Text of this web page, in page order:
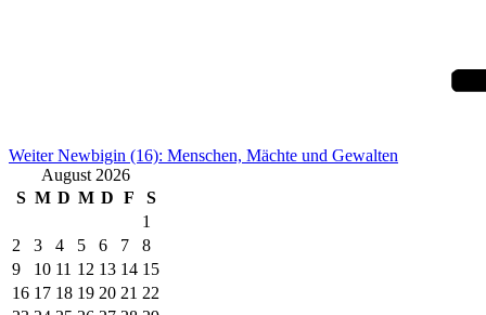
Weiter Newbigin (16): Menschen, Mächte und Gewalten
August 2026
S M D M D F
S
1
2
3 4 5 6 7
8
9
10 11 12 13 14 15
16 17 18 19 20 21 22